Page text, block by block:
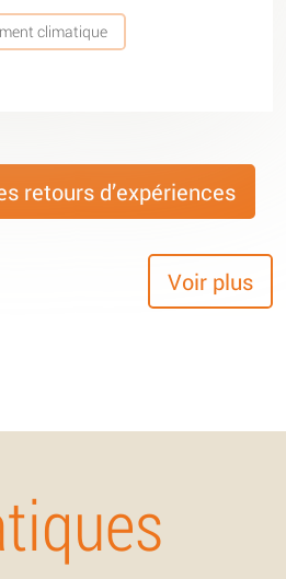
climatique
retours d’expériences
Voir plus